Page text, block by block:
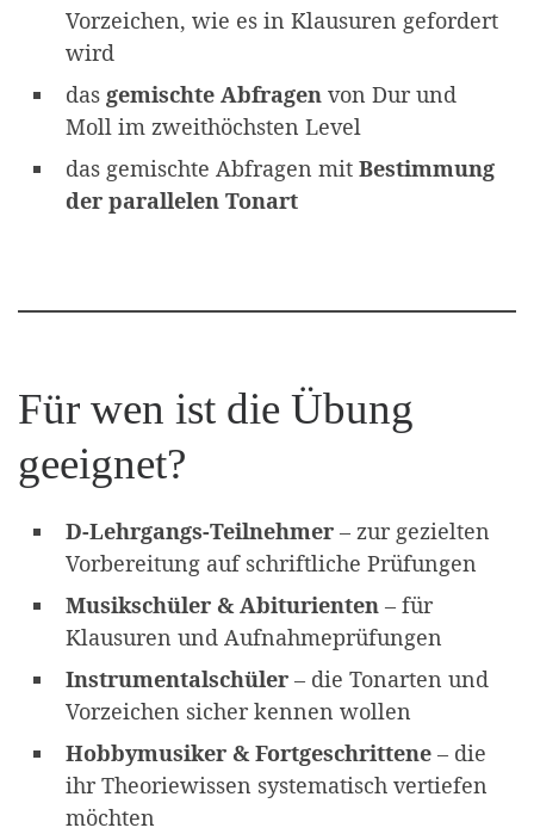
Vorzeichen, wie es in Klausuren gefordert
wird
das gemischte Abfragen von Dur und
Moll im zweithöchsten Level
das gemischte Abfragen mit Bestimmung
der parallelen Tonart
Für wen ist die Übung
geeignet?
D-Lehrgangs-Teilnehmer – zur gezielten
Vorbereitung auf schriftliche Prüfungen
Musikschüler & Abiturienten – für
Klausuren und Aufnahmeprüfungen
Instrumentalschüler – die Tonarten und
Vorzeichen sicher kennen wollen
Hobbymusiker & Fortgeschrittene – die
ihr Theoriewissen systematisch vertiefen
möchten